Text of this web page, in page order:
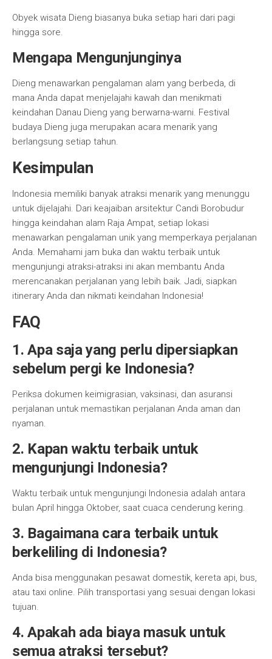
Obyek wisata Dieng biasanya buka setiap hari dari pagi
hingga sore.
Mengapa Mengunjunginya
Dieng menawarkan pengalaman alam yang berbeda, di
mana Anda dapat menjelajahi kawah dan menikmati
keindahan Danau Dieng yang berwarna-warni. Festival
budaya Dieng juga merupakan acara menarik yang
berlangsung setiap tahun.
Kesimpulan
Indonesia memiliki banyak atraksi menarik yang menunggu
untuk dijelajahi. Dari keajaiban arsitektur Candi Borobudur
hingga keindahan alam Raja Ampat, setiap lokasi
menawarkan pengalaman unik yang memperkaya perjalanan
Anda. Memahami jam buka dan waktu terbaik untuk
mengunjungi atraksi-atraksi ini akan membantu Anda
merencanakan perjalanan yang lebih baik. Jadi, siapkan
itinerary Anda dan nikmati keindahan Indonesia!
FAQ
1. Apa saja yang perlu dipersiapkan
sebelum pergi ke Indonesia?
Periksa dokumen keimigrasian, vaksinasi, dan asuransi
perjalanan untuk memastikan perjalanan Anda aman dan
nyaman.
2. Kapan waktu terbaik untuk
mengunjungi Indonesia?
Waktu terbaik untuk mengunjungi Indonesia adalah antara
bulan April hingga Oktober, saat cuaca cenderung kering.
3. Bagaimana cara terbaik untuk
berkeliling di Indonesia?
Anda bisa menggunakan pesawat domestik, kereta api, bus,
atau taxi online. Pilih transportasi yang sesuai dengan lokasi
tujuan.
4. Apakah ada biaya masuk untuk
semua atraksi tersebut?